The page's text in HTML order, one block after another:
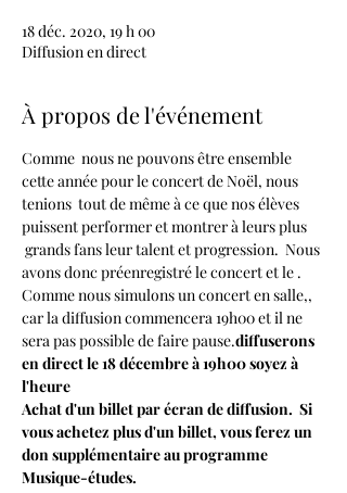
18 déc. 2020, 19 h 00
Diffusion en direct
À propos de l'événement
Comme  nous ne pouvons être ensemble
cette année pour le concert de Noël, nous
tenions  tout de même à ce que nos élèves
puissent performer et montrer à leurs plus
grands fans leur talent et progression.  Nous
avons donc préenregistré le concert et le .
Comme nous simulons un concert en salle,,
car la diffusion commencera 19h00 et il ne
sera pas possible de faire pause.diffuserons
en direct le 18 décembre à 19h00 soyez à
l'heure
Achat d'un billet par écran de diffusion.  Si
vous achetez plus d'un billet, vous ferez un
don supplémentaire au programme
Musique-études.